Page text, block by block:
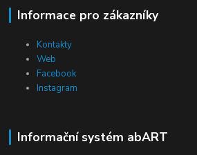
Informace pro zákazníky
Kontakty
Web
Facebook
Instagram
Informační systém abART